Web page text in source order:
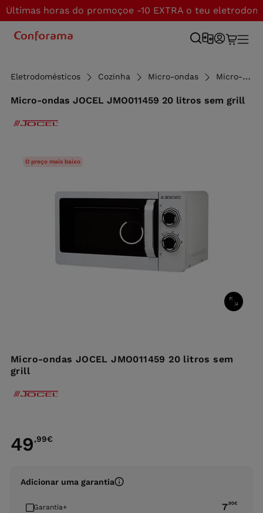
Últimas horas do promoçoe -10 EXTRA o teu
Eletrodomésticos Cozinha Micro-ondas Micro-ondas sem grill
Micro-ondas JOCEL JMO011459 20 litros sem grill
O preço mais baixo
Micro-ondas JOCEL JMO011459 20 litros sem
grill
49,99€
Adicionar uma garantia
Garantia+ 7,90€